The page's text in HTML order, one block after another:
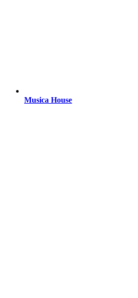
Musica House